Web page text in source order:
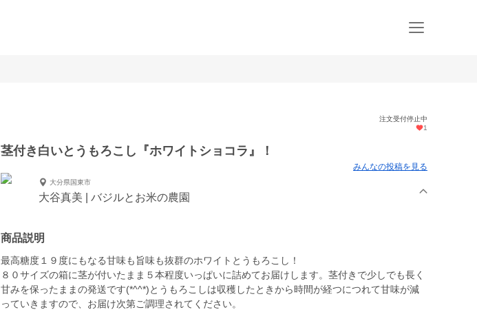
注文受付停止中
1
茎付き白いとうもろこし『ホワイトショコラ』！
みんなの投稿を見る
大分県国東市
大谷真美 | バジルとお米の農園
商品説明
最高糖度１９度にもなる甘味も旨味も抜群のホワイトとうもろこし！
８０サイズの箱に茎が付いたまま５本程度いっぱいに詰めてお届けします。茎付きで少しでも長く
甘みを保ったままの発送です(*^^*)とうもろこしは収穫したときから時間が経つにつれて甘味が減
っていきますので、お届け次第ご調理されてください。